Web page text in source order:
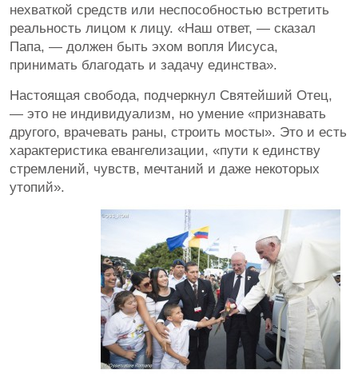
нехваткой средств или неспособностью встретить
реальность лицом к лицу. «Наш ответ, — сказал
Папа, — должен быть эхом вопля Иисуса,
принимать благодать и задачу единства».
Настоящая свобода, подчеркнул Святейший Отец,
— это не индивидуализм, но умение «признавать
другого, врачевать раны, строить мосты». Это и есть
характеристика евангелизации, «пути к единству
стремлений, чувств, мечтаний и даже некоторых
утопий».